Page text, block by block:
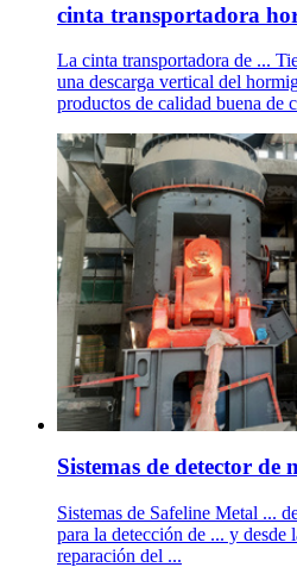
cinta transportadora
La cinta transportadora de ...
una descarga vertical del
productos de calidad buena de
Sistemas de detector de
Sistemas de Safeline Metal ...
para la detección de ... y desde
reparación del ...